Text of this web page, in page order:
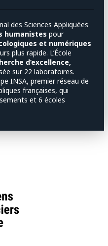
des Sciences Appliquées
humanistes pour
et numériques
plus rapide. L’École
d’excellence,
sur 22 laboratoires.
INSA, premier réseau de
françaises, qui
et 6 écoles